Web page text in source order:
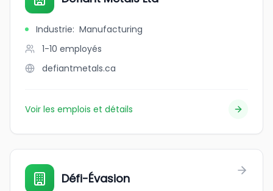
Industrie: Manufacturing
1-10 employés
defiantmetals.ca
Voir les emplois et détails
Défi-Évasion